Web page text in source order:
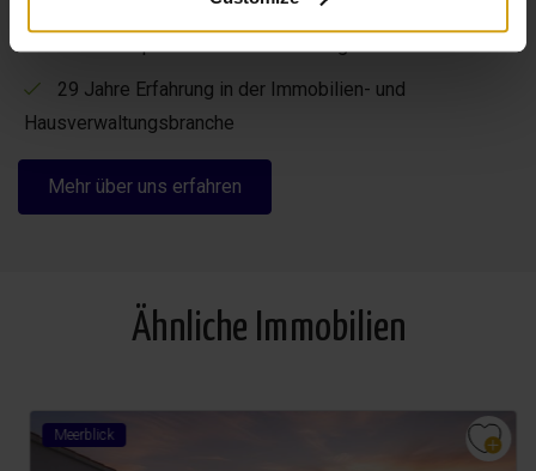
29 Jahre Erfahrung in der Immobilien- und
Hausverwaltungsbranche
Mehr über uns erfahren
Ähnliche Immobilien
Meerblick